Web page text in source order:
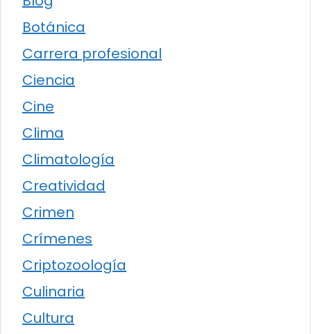
Botánica
Carrera profesional
Ciencia
Cine
Clima
Climatología
Creatividad
Crimen
Crímenes
Criptozoología
Culinaria
Cultura